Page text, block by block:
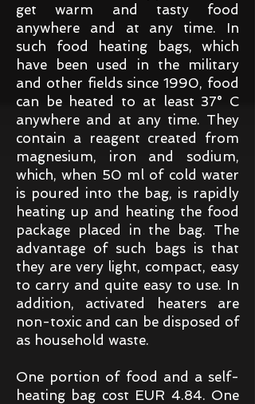
get warm and tasty food
anywhere and at any time. In
such food heating bags, which
have been used in the military
and other fields since 1990, food
can be heated to at least 37° C
anywhere and at any time. They
contain a reagent created from
magnesium, iron and sodium,
which, when 50 ml of cold water
is poured into the bag, is rapidly
heating up and heating the food
package placed in the bag. The
advantage of such bags is that
they are very light, compact, easy
to carry and quite easy to use. In
addition, activated heaters are
non-toxic and can be disposed of
as household waste.
One portion of food and a self-
heating bag cost EUR 4.84. One